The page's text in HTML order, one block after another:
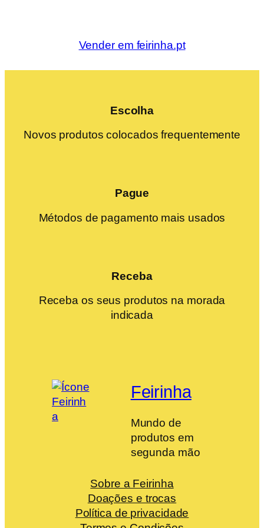
Vender em feirinha.pt
Escolha
Novos produtos colocados frequentemente
Pague
Métodos de pagamento mais usados
Receba
Receba os seus produtos na morada
indicada
Feirinha
Mundo de
produtos em
segunda mão
Sobre a Feirinha
Doações e trocas
Política de privacidade